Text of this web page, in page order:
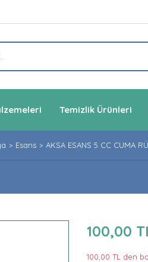
Temizlik Ürünleri
Esans AKSA ESANS 5 CC CUMA
100,00
100,00 TL den